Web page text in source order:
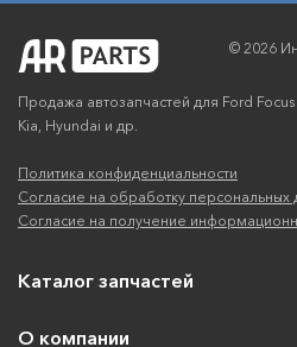
© 2026
Продажа автозапчастей для Ford
Kia, Hyundai и др.
Политика конфиденциальности
Согласие на обработку персональных
Согласие на получение
Каталог запчастей
О компании